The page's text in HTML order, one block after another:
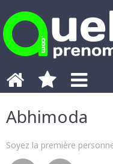
Abhimoda
Soyez la première